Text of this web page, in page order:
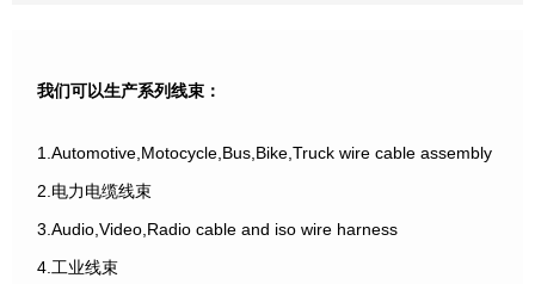
我们可以生产系列线束：
1.Automotive,Motocycle,Bus,Bike,Truck wire cable assembly
2.电力电缆线束
3.Audio,Video,Radio cable and iso wire harness
4.工业线束